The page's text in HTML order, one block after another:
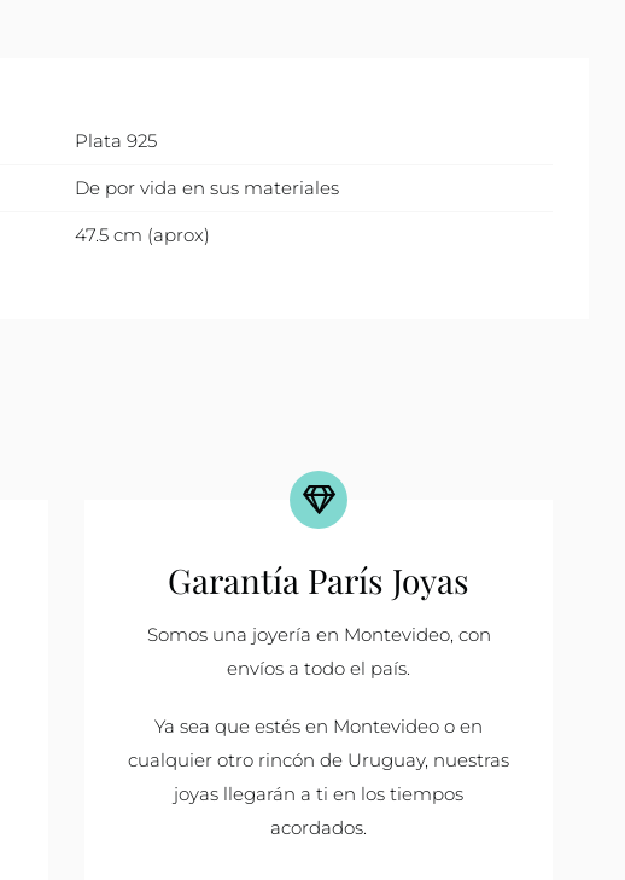
Plata 925
De por vida en sus materiales
47.5 cm (aprox)
Garantía París Joyas
Somos una joyería en Montevideo, con
envíos a todo el país.
Ya sea que estés en Montevideo o en
cualquier otro rincón de Uruguay, nuestras
joyas llegarán a ti en los tiempos
acordados.